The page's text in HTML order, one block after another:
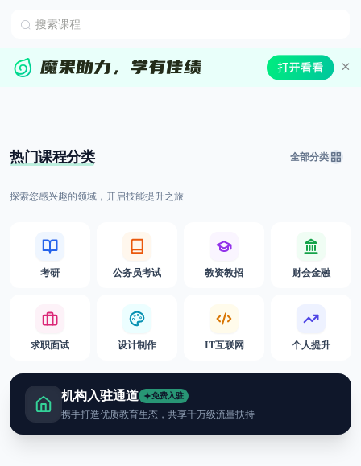
热门课程分类 全部分类
探索您感兴趣的领域，开启技能提升之旅
考研 公务员考试 教资教招 财会金融
求职面试 设计制作 IT互联网 个人提升
机构入驻通道 免费入驻
携手打造优质教育生态，共享千万级流量扶持